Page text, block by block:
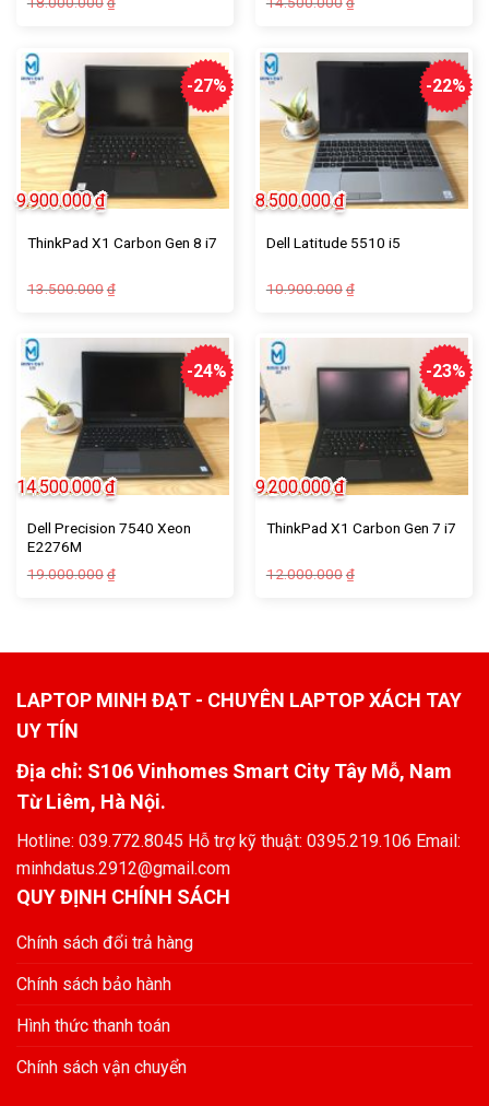
-27%
ThinkPad X1 Carbon Gen 8 i7
13.500.000 ₫
9.900.000₫
-22%
Dell Latitude 5510 i5
10.900.000 ₫
8.500.000₫
-24%
Dell Precision 7540 Xeon
E2276M
19.000.000 ₫
14.500.000₫
-23%
ThinkPad X1 Carbon Gen 7 i7
12.000.000 ₫
9.200.000₫
LAPTOP MINH ĐẠT - CHUYÊN LAPTOP XÁCH TAY
UY TÍN
Địa chỉ: S106 Vinhomes Smart City Tây Mỗ, Nam
Từ Liêm, Hà Nội.
Hotline: 039.772.8045 Hỗ trợ kỹ thuật: 0395.219.106 Email:
minhdatus.2912@gmail.com
QUY ĐỊNH CHÍNH SÁCH
Chính sách đổi trả hàng
Chính sách bảo hành
Hình thức thanh toán
Chính sách vận chuyển